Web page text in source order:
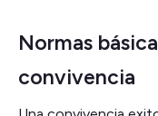
Normas
convivencia